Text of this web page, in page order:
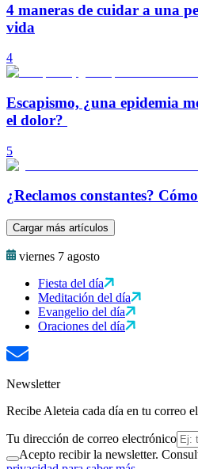
4 maneras de cuidar a una
vida
4
Escapismo, ¿una epidemia
el dolor?
5
¿Reclamos constantes?
Cargar más artículos
viernes 7 agosto
Fiesta del día
Meditación del día
Evangelio del día
Oraciones del día
Newsletter
Recibe Aleteia cada día en tu correo
Tu dirección de correo electrónico
Acepto recibir la newsletter.